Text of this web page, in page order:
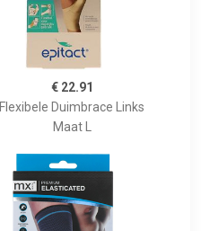
€ 22.91
Flexibele Duimbrace Links
Maat L